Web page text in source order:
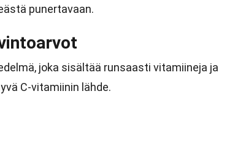
punertavaan.
joka sisältää runsaasti vitamiineja ja
C-vitamiinin lähde.